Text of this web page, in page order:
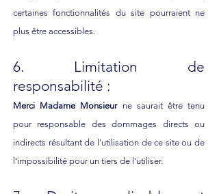
certaines fonctionnalités du site pourraient ne
plus être accessibles.
6. Limitation de
responsabilité :
Merci Madame Monsieurne saurait être tenu
pour responsable des dommages directs ou
indirects résultant de l'utilisation de ce site ou de
l'impossibilité pour un tiers de l'utiliser.